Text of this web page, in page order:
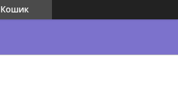
Кошик